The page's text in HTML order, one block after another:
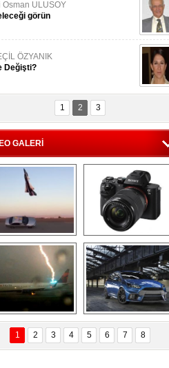
Osman ULUSOY
görün
ÖZYANIK
Değişti?
KÖYATASI
Vatan !
1 2 3
GALERİ
Savaş uçağı
pilotundan
muhteşem gösteri
Sony Alpha 7R II ön
inceleme
Delta uçağına
yıldırım çarptı
Ford Focus RS
(2015)
1 2 3 4 5 6 7 8